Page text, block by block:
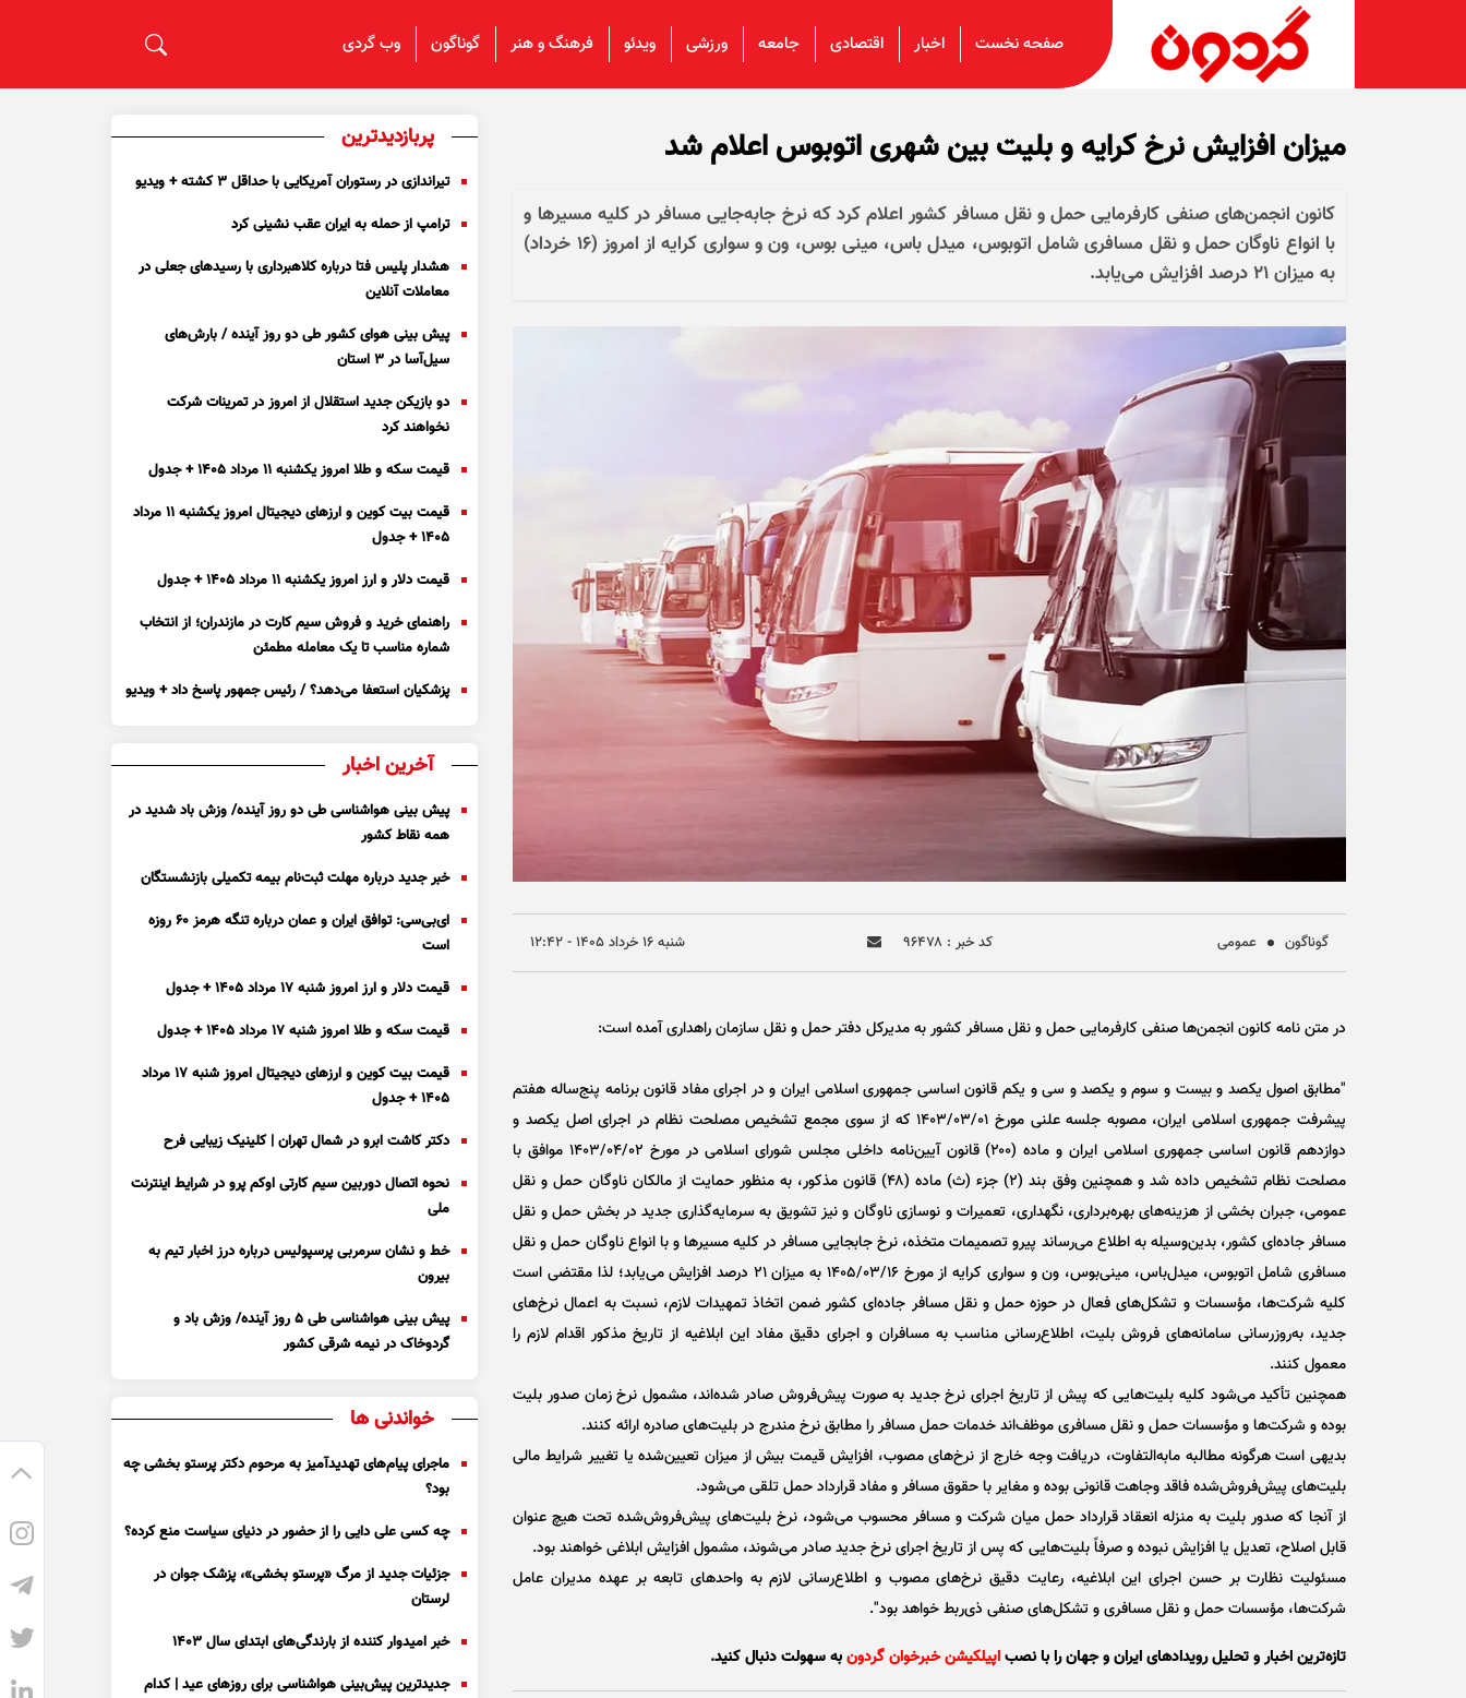
صفحه نخست اخبار اقتصادی جامعه ورزشی ویدئو فرهنگ و هنر گوناگون وب گردی
میزان افزایش نرخ کرایه و بلیت بین شهری اتوبوس اعلام شد
کانون انجمن‌های صنفی کارفرمایی حمل و نقل مسافر کشور اعلام کرد که نرخ جابه‌جایی مسافر در کلیه مسیر‌ها و
با انواع ناوگان حمل و نقل مسافری شامل اتوبوس، میدل باس، مینی بوس، ون و سواری کرایه از امروز (۱۶ خرداد)
به میزان ۲۱ درصد افزایش می‌یابد.
گوناگون عمومی کد خبر : ۹۶۴۷۸ شنبه ۱۶ خرداد ۱۴۰۵ - ۱۲:۴۲
در متن نامه کانون انجمن‌ها صنفی کارفرمایی حمل و نقل مسافر کشور به مدیرکل دفتر حمل و نقل سازمان راهداری آمده است:
"مطابق اصول یکصد و بیست و سوم و یکصد و سی و یکم قانون اساسی جمهوری اسلامی ایران و در اجرای مفاد قانون برنامه پنج‌ساله هفتم
پیشرفت جمهوری اسلامی ایران، مصوبه جلسه علنی مورخ ۱۴۰۳/۰۳/۰۱ که از سوی مجمع تشخیص مصلحت نظام در اجرای اصل یکصد و
دوازدهم قانون اساسی جمهوری اسلامی ایران و ماده (۲۰۰) قانون آیین‌نامه داخلی مجلس شورای اسلامی در مورخ ۱۴۰۳/۰۴/۰۲ موافق با
مصلحت نظام تشخیص داده شد و همچنین وفق بند (۲) جزء (ث) ماده (۴۸) قانون مذکور، به منظور حمایت از مالکان ناوگان حمل و نقل
عمومی، جبران بخشی از هزینه‌های بهره‌برداری، نگهداری، تعمیرات و نوسازی ناوگان و نیز تشویق به سرمایه‌گذاری جدید در بخش حمل و نقل
مسافر جاده‌ای کشور، بدین‌وسیله به اطلاع می‌رساند پیرو تصمیمات متخذه، نرخ جابجایی مسافر در کلیه مسیر‌ها و با انواع ناوگان حمل و نقل
مسافری شامل اتوبوس، میدل‌باس، مینی‌بوس، ون و سواری کرایه از مورخ ۱۴۰۵/۰۳/۱۶ به میزان ۲۱ درصد افزایش می‌یابد؛ لذا مقتضی است
کلیه شرکت‌ها، مؤسسات و تشکل‌های فعال در حوزه حمل و نقل مسافر جاده‌ای کشور ضمن اتخاذ تمهیدات لازم، نسبت به اعمال نرخ‌های
جدید، به‌روزرسانی سامانه‌های فروش بلیت، اطلاع‌رسانی مناسب به مسافران و اجرای دقیق مفاد این ابلاغیه از تاریخ مذکور اقدام لازم را
معمول کنند.
همچنین تأکید می‌شود کلیه بلیت‌هایی که پیش از تاریخ اجرای نرخ جدید به صورت پیش‌فروش صادر شده‌اند، مشمول نرخ زمان صدور بلیت
بوده و شرکت‌ها و مؤسسات حمل و نقل مسافری موظف‌اند خدمات حمل مسافر را مطابق نرخ مندرج در بلیت‌های صادره ارائه کنند.
بدیهی است هرگونه مطالبه مابه‌التفاوت، دریافت وجه خارج از نرخ‌های مصوب، افزایش قیمت بیش از میزان تعیین‌شده یا تغییر شرایط مالی
بلیت‌های پیش‌فروش‌شده فاقد وجاهت قانونی بوده و مغایر با حقوق مسافر و مفاد قرارداد حمل تلقی می‌شود.
از آنجا که صدور بلیت به منزله انعقاد قرارداد حمل میان شرکت و مسافر محسوب می‌شود، نرخ بلیت‌های پیش‌فروش‌شده تحت هیچ عنوان
قابل اصلاح، تعدیل یا افزایش نبوده و صرفاً بلیت‌هایی که پس از تاریخ اجرای نرخ جدید صادر می‌شوند، مشمول افزایش ابلاغی خواهند بود.
مسئولیت نظارت بر حسن اجرای این ابلاغیه، رعایت دقیق نرخ‌های مصوب و اطلاع‌رسانی لازم به واحد‌های تابعه بر عهده مدیران عامل
شرکت‌ها، مؤسسات حمل و نقل مسافری و تشکل‌های صنفی ذی‌ربط خواهد بود".
تازه‌ترین اخبار و تحلیل‌ رویدادهای ایران و جهان را با نصباپیلکیشن خبرخوان گردونبه سهولت دنبال کنید.
پربازدیدترین
تیراندازی در رستوران آمریکایی با حداقل ۳ کشته + ویدیو
ترامپ از حمله به ایران عقب نشینی کرد
هشدار پلیس فتا درباره کلاهبرداری با رسید‌های جعلی در
معاملات آنلاین
پیش بینی هوای کشور طی دو روز آینده / بارش‌های
سیل‌آسا در ۳ استان
دو بازیکن جدید استقلال از امروز در تمرینات شرکت
نخواهند کرد
قیمت سکه و طلا امروز یکشنبه ۱۱ مرداد ۱۴۰۵ + جدول
قیمت بیت کوین و ارز‌های دیجیتال امروز یکشنبه ۱۱ مرداد
۱۴۰۵ + جدول
قیمت دلار و ارز امروز یکشنبه ۱۱ مرداد ۱۴۰۵ + جدول
راهنمای خرید و فروش سیم کارت در مازندران؛ از انتخاب
شماره مناسب تا یک معامله مطمئن
پزشکیان استعفا می‌دهد؟ / رئیس جمهور پاسخ داد + ویدیو
آخرین اخبار
پیش بینی هواشناسی طی دو روز آینده/ وزش باد شدید در
همه نقاط کشور
خبر جدید درباره مهلت ثبت‌نام بیمه تکمیلی بازنشستگان
ای‌بی‌سی: توافق ایران و عمان درباره تنگه هرمز ۶۰ روزه
است
قیمت دلار و ارز امروز شنبه ۱۷ مرداد ۱۴۰۵ + جدول
قیمت سکه و طلا امروز شنبه ۱۷ مرداد ۱۴۰۵ + جدول
قیمت بیت کوین و ارز‌های دیجیتال امروز شنبه ۱۷ مرداد
۱۴۰۵ + جدول
دکتر کاشت ابرو در شمال تهران | کلینیک زیبایی فرح
نحوه اتصال دوربین سیم کارتی اوکم پرو در شرایط اینترنت
ملی
خط و نشان سرمربی پرسپولیس درباره درز اخبار تیم به
بیرون
پیش بینی هواشناسی طی ۵ روز آینده/ وزش باد و
گردوخاک در نیمه شرقی کشور
خواندنی ها
ماجرای پیام‌های تهدیدآمیز به مرحوم دکتر پرستو بخشی چه
بود؟
چه کسی علی دایی را از حضور در دنیای سیاست منع کرده؟
جزئیات جدید از مرگ «پرستو بخشی»، پزشک جوان در
لرستان
خبر امیدوار کننده از بارندگی‌های ابتدای سال ۱۴۰۳
جدیدترین پیش‌بینی هواشناسی برای روزهای عید | کدام